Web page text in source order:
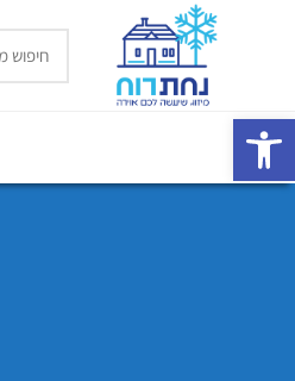
פתח סרגל נגישות